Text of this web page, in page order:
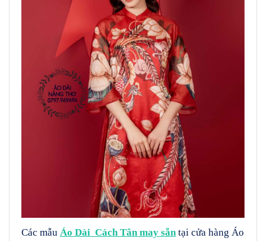
Các mẫu Áo Dài Cách Tân may sẵntại cửa hàng Áo